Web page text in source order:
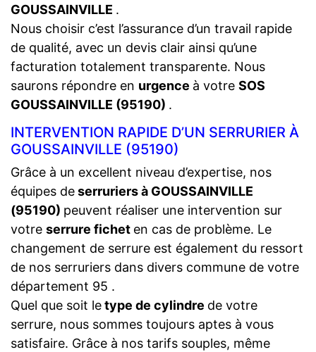
GOUSSAINVILLE .
Nous choisir c’est l’assurance d’un travail rapide
de qualité, avec un devis clair ainsi qu’une
facturation totalement transparente. Nous
saurons répondre en urgence à votre SOS
GOUSSAINVILLE (95190) .
INTERVENTION RAPIDE D’UN SERRURIER À
GOUSSAINVILLE (95190)
Grâce à un excellent niveau d’expertise, nos
équipes deserruriers à GOUSSAINVILLE
(95190) peuvent réaliser une intervention sur
votre serrure fichet en cas de problème. Le
changement de serrure est également du ressort
de nos serruriers dans divers commune de votre
département 95 .
Quel que soit letype de cylindre de votre
serrure, nous sommes toujours aptes à vous
satisfaire. Grâce à nos tarifs souples, même